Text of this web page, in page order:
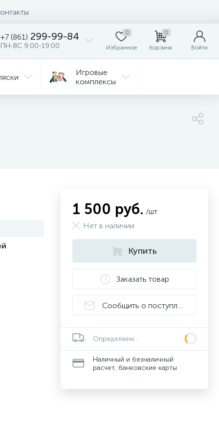
+7 (861) 299-99-84
ПН-ВС 9:00-19:00
0
Избранное
0
Корзина Войти
Игровые
комплексы
1 500 руб. /шт
Нет в наличии
Купить
Заказать товар
Сообщить о поступлении
Определяем...
Наличный и безналичный
расчет, банковские карты